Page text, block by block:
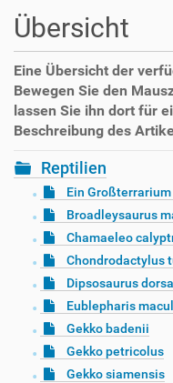
Übersicht
Eine Übersicht der
Bewegen Sie den
lassen Sie ihn dort für
Beschreibung des
Reptilien
Ein
Broadleysaurus
Chamaeleo
Chondrodactylus
Dipsosaurus
Eublepharis
Gekko badenii
Gekko petricolus
Gekko siamensis